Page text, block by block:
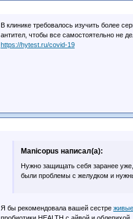
В клинике требовалось изучить более
антител, чтобы все самостоятельно не
https://hytest.ru/covid-19
Manicopus написал(а):
Нужно защищать себя заранее
были проблемы с желудком и
Я бы рекомендовала вашей сестре
пробиотики HEALTH с айвой и